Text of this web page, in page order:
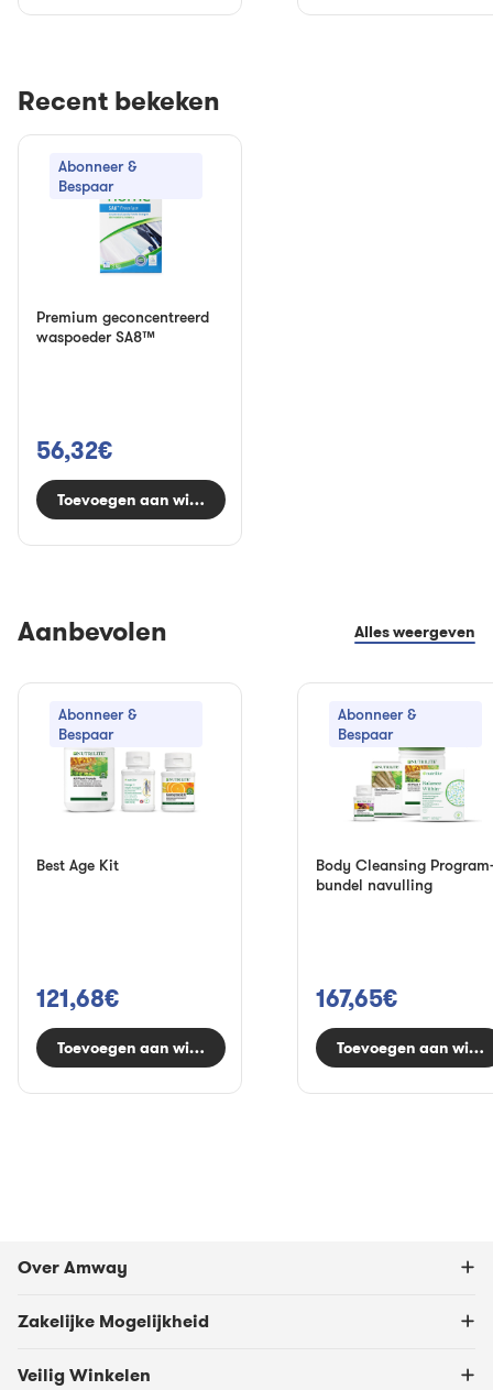
Recent bekeken
Abonneer &
Bespaar
Premium geconcentreerd
waspoeder SA8™
56,32€
Toevoegen aan winkelwagen
Aanbevolen Alles weergeven
Abonneer &
Bespaar
Best Age Kit
121,68€
Toevoegen aan winkelwagen
Abonneer &
Bespaar
Body Cleansing Program-
bundel navulling
167,65€
Toevoegen aan
Over Amway
Zakelijke Mogelijkheid
Veilig Winkelen